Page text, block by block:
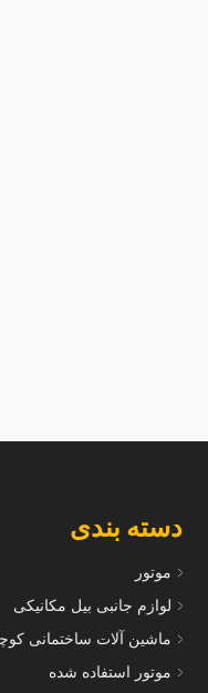
دسته بندی
موتور
لوازم جانبی بیل مکانیکی
ماشین آلات ساختمانی
موتور استفاده شده